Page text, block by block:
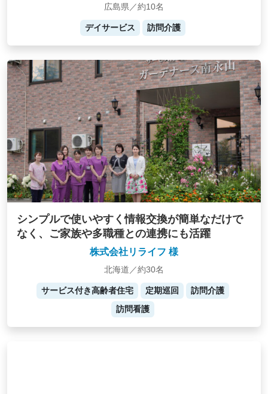
広島県／約10名
デイサービス 訪問介護
シンプルで使いやすく情報交換が簡単なだけで
なく、ご家族や多職種との連携にも活躍
株式会社リライフ 様
北海道／約30名
サービス付き高齢者住宅 定期巡回
訪問介護
訪問看護